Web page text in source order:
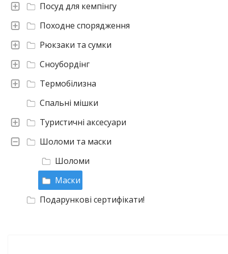
Подарункові сертифікати!
Шоломи та маски
Шоломи
Маски
Туристичні аксесуари
Спальні мішки
Термобілизна
Сноубордінг
Рюкзаки та сумки
Походне спорядження
Посуд для кемпінгу